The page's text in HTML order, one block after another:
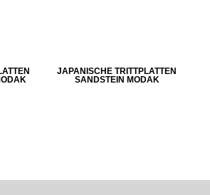
JAPANISCHE TRITTPLATTEN
SANDSTEIN MODAK